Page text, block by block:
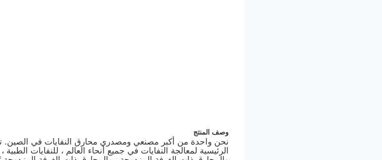
وصف المنتج
نحن واحدة من أكبر مصنعي ومصدري محارق النفايات في الصين.
الرئيسية لمعالجة النفايات في جميع أنحاء العالم ، للنفايات